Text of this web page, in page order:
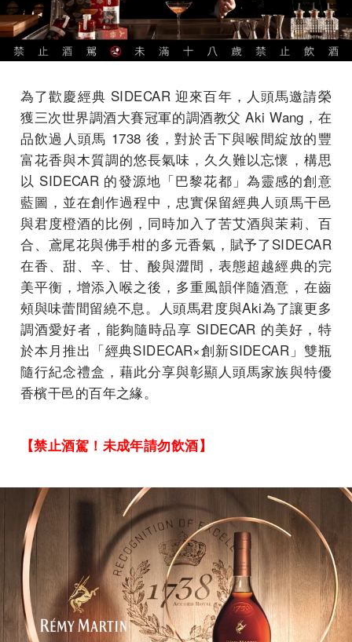
為了歡慶經典 SIDECAR 迎來百年，人頭馬邀請榮
獲三次世界調酒大賽冠軍的調酒教父 Aki Wang，在
品飲過人頭馬 1738 後，對於舌下與喉間綻放的豐
富花香與木質調的悠長氣味，久久難以忘懷，構思
以 SIDECAR 的發源地「巴黎花都」為靈感的創意
藍圖，並在創作過程中，忠實保留經典人頭馬干邑
與君度橙酒的比例，同時加入了苦艾酒與茉莉、百
合、鳶尾花與佛手柑的多元香氣，賦予了SIDECAR
在香、甜、辛、甘、酸與澀間，表態超越經典的完
美平衡，增添入喉之後，多重風韻伴隨酒意，在齒
頰與味蕾間留繞不息。人頭馬君度與Aki為了讓更多
調酒愛好者，能夠隨時品享 SIDECAR 的美好，特
於本月推出「經典SIDECAR×創新SIDECAR」雙瓶
隨行紀念禮盒，藉此分享與彰顯人頭馬家族與特優
香檳干邑的百年之緣。
【禁止酒駕！未成年請勿飲酒】